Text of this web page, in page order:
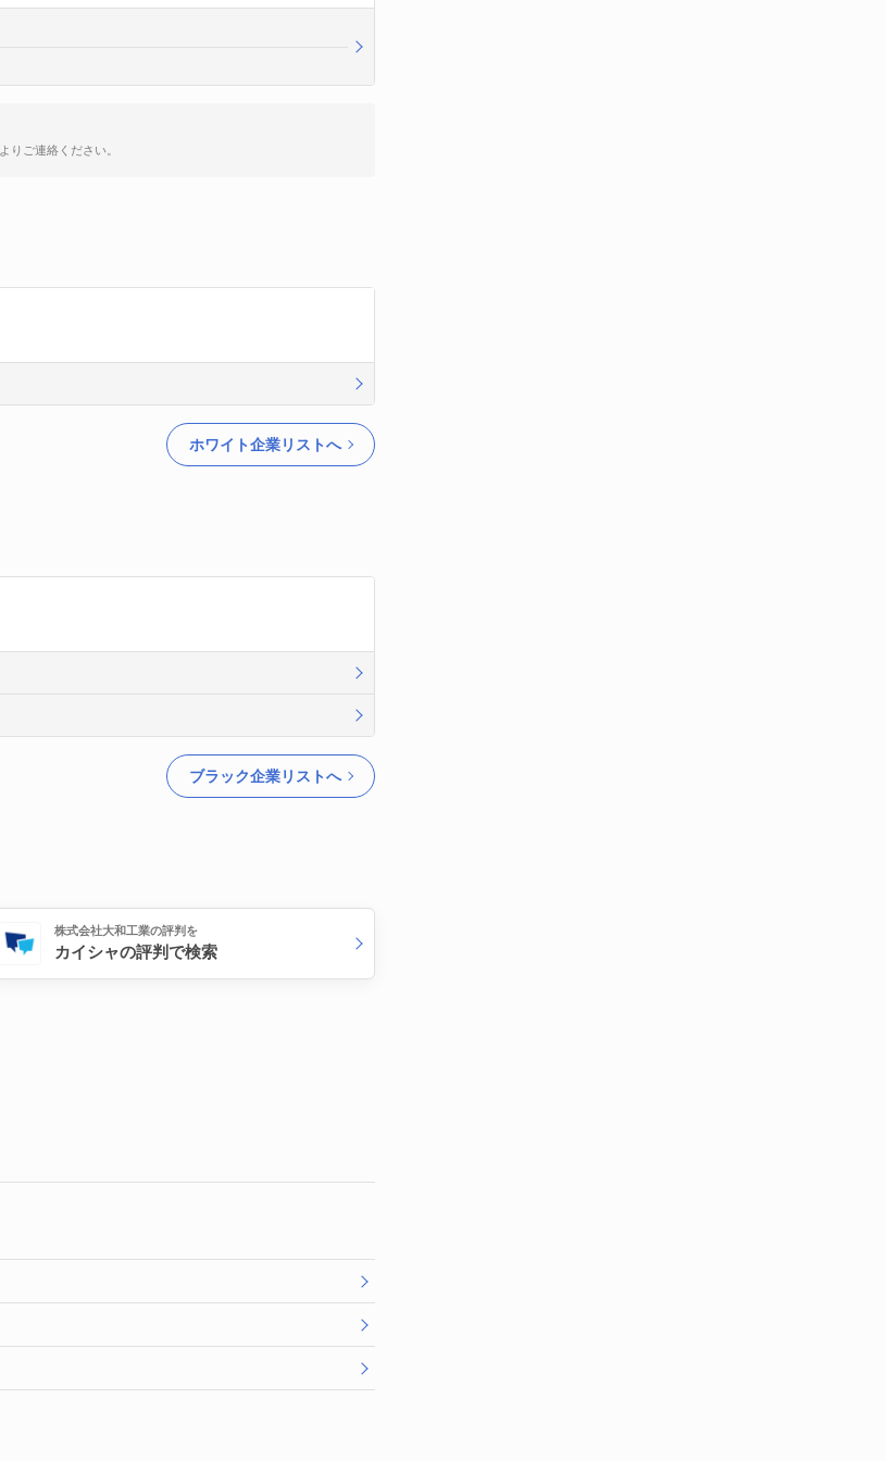
よりご連絡ください。
ホワイト企業リストへ
ブラック企業リストへ
株式会社大和工業の評判を
カイシャの評判で検索